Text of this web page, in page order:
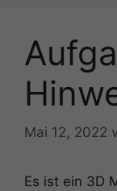
Mai 12, 2022
Es ist ein 3D